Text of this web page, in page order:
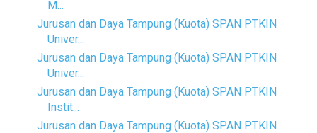
M...
Jurusan dan Daya Tampung (Kuota) SPAN PTKIN
Univer...
Jurusan dan Daya Tampung (Kuota) SPAN PTKIN
Univer...
Jurusan dan Daya Tampung (Kuota) SPAN PTKIN
Instit...
Jurusan dan Daya Tampung (Kuota) SPAN PTKIN